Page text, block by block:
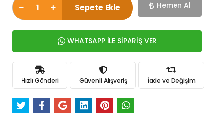
Sepete Ekle Hemen Al
WHATSAPP İLE SİPARİŞ VER
Hızlı Gönderi Güvenli Alışveriş İade ve Değişim